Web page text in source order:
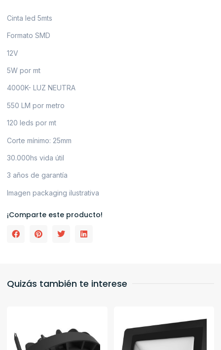
Cinta led 5mts
Formato SMD
12V
5W por mt
4000K- LUZ NEUTRA
550 LM por metro
120 leds por mt
Corte mínimo: 25mm
30.000hs vida útil
3 años de garantía
Imagen packaging ilustrativa
¡Comparte este producto!
Quizás también te interese